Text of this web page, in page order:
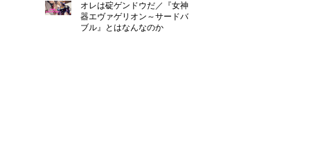
オレは碇ゲンドウだ／『女神便
器エヴァゲリオン～サードバイ
ブル』とはなんなのか